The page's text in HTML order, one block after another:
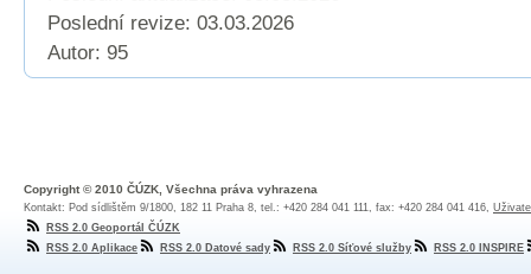
Poslední revize: 03.03.2026
Autor: 95
Copyright © 2010 ČÚZK, Všechna práva vyhrazena
Kontakt: Pod sídlištěm 9/1800, 182 11 Praha 8, tel.: +420 284 041 111, fax: +420 284 041 416,
RSS 2.0 Geoportál ČÚZK
RSS 2.0 Aplikace
RSS 2.0 Datové sady RSS 2.0 Síťové služby RSS 2.0 INSPIRE